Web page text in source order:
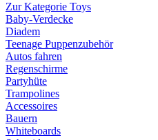
Zur Kategorie Toys
Baby-Verdecke
Diadem
Teenage Puppenzubehör
Autos fahren
Regenschirme
Partyhüte
Trampolines
Accessoires
Bauern
Whiteboards